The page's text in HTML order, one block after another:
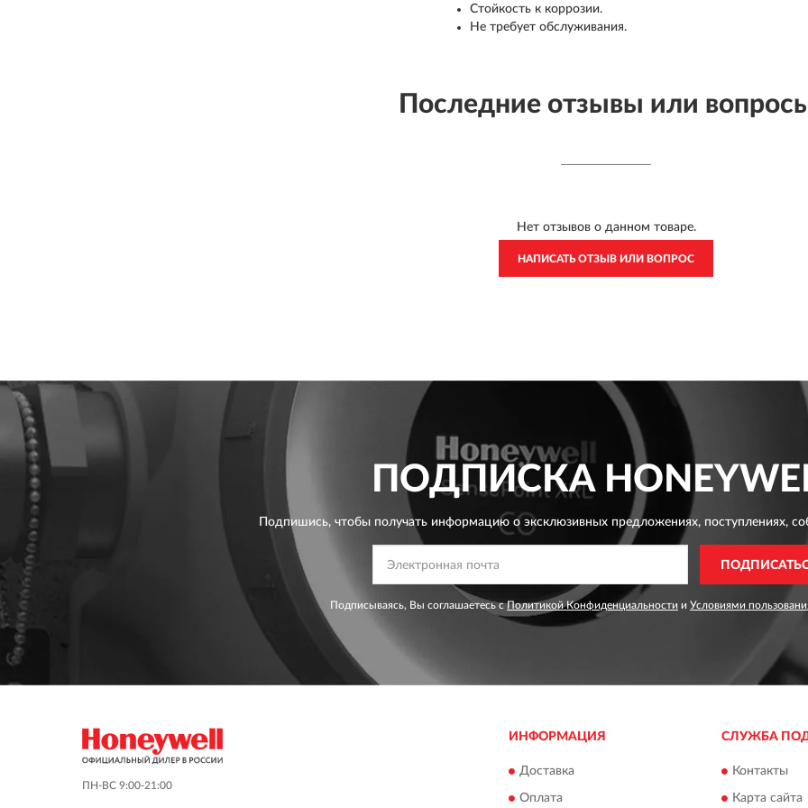
Стойкость к коррозии.
Не требует обслуживания.
Последние отзывы или
Нет отзывов о данном товаре.
НАПИСАТЬ ОТЗЫВ ИЛИ ВОПРОС
ПОДПИСКА
Подпишись, чтобы получать информацию о эксклюзивных предложениях,поступлениях,
Подписываясь, Вы соглашаетесь сПолитикой Конфиденциальности и Условиями
ПН-ВС 9:00-21:00
ИНФОРМАЦИЯ
Доставка
Оплата
СЛУЖБА
Контакты
Карта сайта